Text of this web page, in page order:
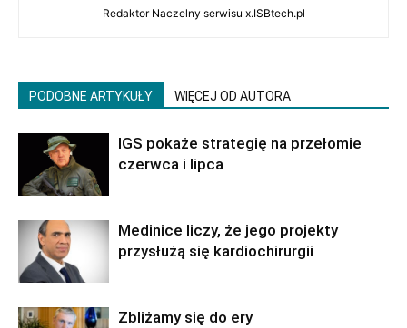
Redaktor Naczelny serwisu x.ISBtech.pl
PODOBNE ARTYKUŁY WIĘCEJ OD AUTORA
IGS pokaże strategię na przełomie
czerwca i lipca
Medinice liczy, że jego projekty
przysłużą się kardiochirurgii
Zbliżamy się do ery